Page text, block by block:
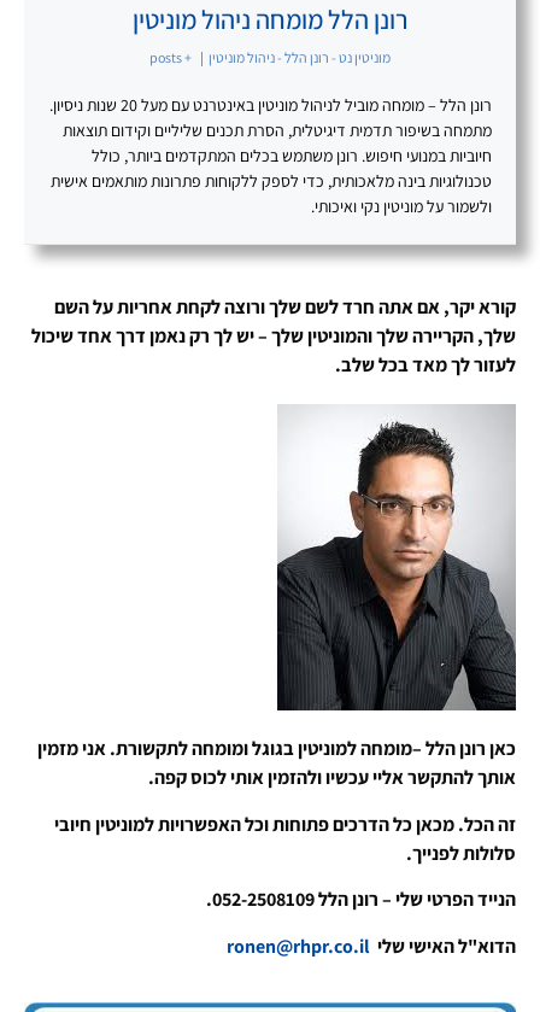
רונן הלל מומחה ניהול מוניטין
מוניטין נט - רונן הלל - ניהול מוניטין |
+ posts
רונן הלל – מומחה מוביל לניהול מוניטין באינטרנט עם מעל 20 שנות ניסיון.
מתמחה בשיפור תדמית דיגיטלית, הסרת תכנים שליליים וקידום תוצאות
חיוביות במנועי חיפוש. רונן משתמש בכלים המתקדמים ביותר, כולל
טכנולוגיות בינה מלאכותית, כדי לספק ללקוחות פתרונות מותאמים אישית
ולשמור על מוניטין נקי ואיכותי.
קורא יקר, אם אתה חרד לשם שלך ורוצה לקחת אחריות על השם
שלך, הקריירה שלך והמוניטין שלך – יש לך רק נאמן דרך אחד שיכול
לעזור לך מאד בכל שלב.
כאן רונן הלל –מומחה למוניטין בגוגל ומומחה לתקשורת. אני מזמין
אותך להתקשר אליי עכשיו ולהזמין אותי לכוס קפה.
זה הכל. מכאן כל הדרכים פתוחות וכל האפשרויות למוניטין חיובי
סלולות לפנייך.
הנייד הפרטי שלי – רונן הלל 052-2508109.
הדוא"ל האישי שלי